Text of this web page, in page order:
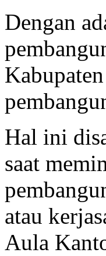
Dengan
Hal ini
saat
atau
Aula